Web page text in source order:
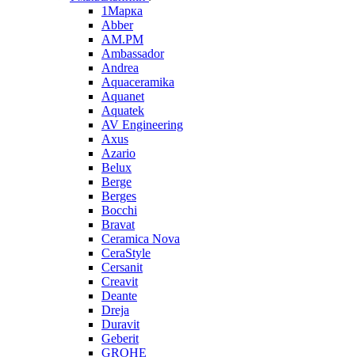
1Марка
Abber
AM.PM
Ambassador
Andrea
Aquaceramika
Aquanet
Aquatek
AV Engineering
Axus
Azario
Belux
Berge
Berges
Bocchi
Bravat
Ceramica Nova
CeraStyle
Cersanit
Creavit
Deante
Dreja
Duravit
Geberit
GROHE